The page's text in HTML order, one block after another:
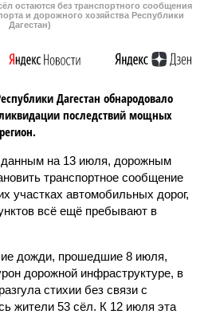
остаются без транспортного сообщения
и дорожного хозяйства Республики
Дагестан)
Дагестан обнародовало
последствий мощных
на 13 июля, дорожным
транспортное сообщение
участках автомобильных дорог,
всё ещё пребывают в
дожди, прошедшие 8 июля,
дорожной инфраструктуре, в
стихии без связи с
жители 53 сёл. К 12 июля эта